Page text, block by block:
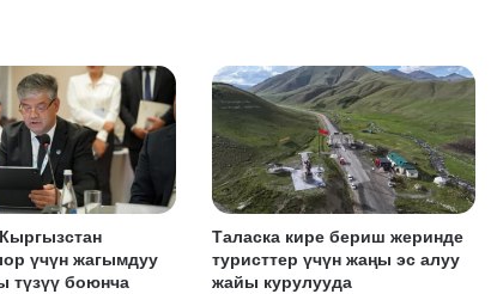
үчүн жагымдуу
түзүү боюнча
Таласка кире бериш жеринде
туристтер үчүн жаңы эс алуу
жайы курулууда